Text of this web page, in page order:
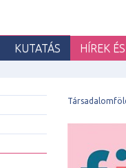
KUTATÁS HÍREK